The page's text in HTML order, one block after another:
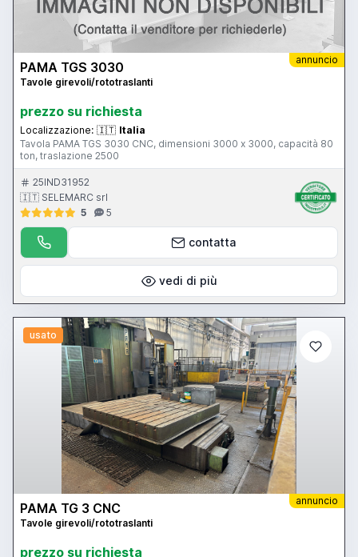
annuncio
PAMA TGS 3030
Tavole girevoli/rototraslanti
prezzo su richiesta
Localizzazione: 🇮🇹 Italia
Tavola PAMA TGS 3030 CNC, dimensioni 3000 x 3000, capacità 80
ton, traslazione 2500
25IND31952
🇮🇹 SELEMARC srl
5
5
contatta
vedi di più
usato
annuncio
PAMA TG 3 CNC
Tavole girevoli/rototraslanti
prezzo su richiesta